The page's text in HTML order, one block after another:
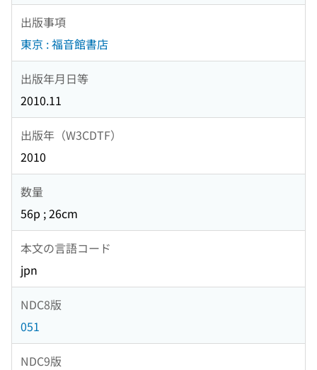
出版事項
東京 : 福音館書店
出版年月日等
2010.11
出版年（W3CDTF）
2010
数量
56p ; 26cm
本文の言語コード
jpn
NDC8版
051
NDC9版